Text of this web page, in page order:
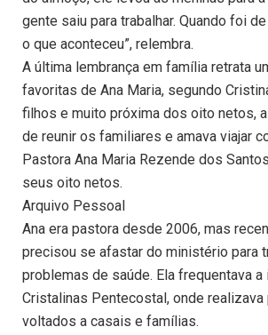
gente saiu para trabalhar. Quando foi
o que aconteceu”, relembra.
A última lembrança em família retrata
favoritas de Ana Maria, segundo
filhos e muito próxima dos oito netos,
de reunir os familiares e amava viajar
Pastora Ana Maria Rezende dos
seus oito netos.
Arquivo Pessoal
Ana era pastora desde 2006, mas
precisou se afastar do ministério para
problemas de saúde. Ela frequentava a
Cristalinas Pentecostal, onde
voltados a casais e famílias.